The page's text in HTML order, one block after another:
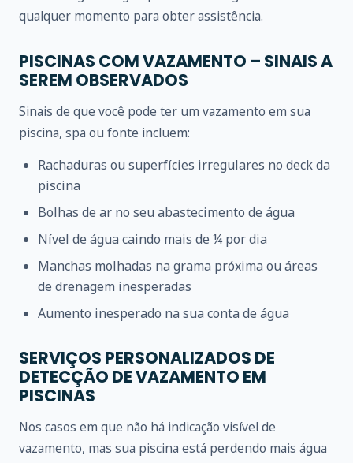
qualquer momento para obter assistência.
PISCINAS COM VAZAMENTO – SINAIS A
SEREM OBSERVADOS
Sinais de que você pode ter um vazamento em sua
piscina, spa ou fonte incluem:
Rachaduras ou superfícies irregulares no deck da
piscina
Bolhas de ar no seu abastecimento de água
Nível de água caindo mais de ¼ por dia
Manchas molhadas na grama próxima ou áreas
de drenagem inesperadas
Aumento inesperado na sua conta de água
SERVIÇOS PERSONALIZADOS DE
DETECÇÃO DE VAZAMENTO EM
PISCINAS
Nos casos em que não há indicação visível de
vazamento, mas sua piscina está perdendo mais água